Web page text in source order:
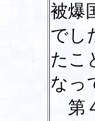
被爆
でし
たこ
なっ
第